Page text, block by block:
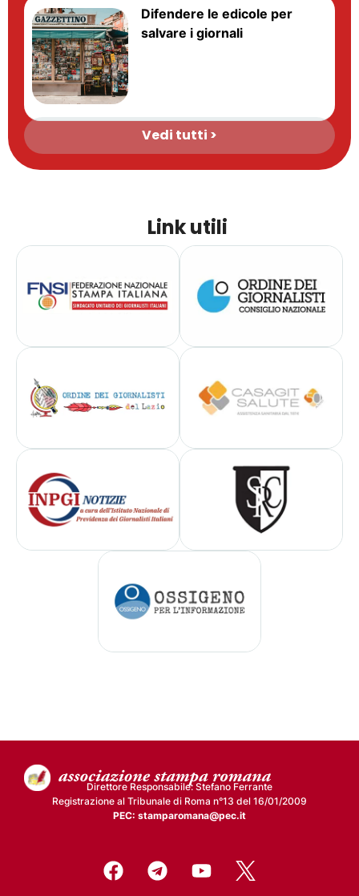
Difendere le edicole per
salvare i giornali
Vedi tutti >
Link utili
Direttore Responsabile: Stefano Ferrante
Registrazione al Tribunale di Roma n°13 del 16/01/2009
PEC: stamparomana@pec.it